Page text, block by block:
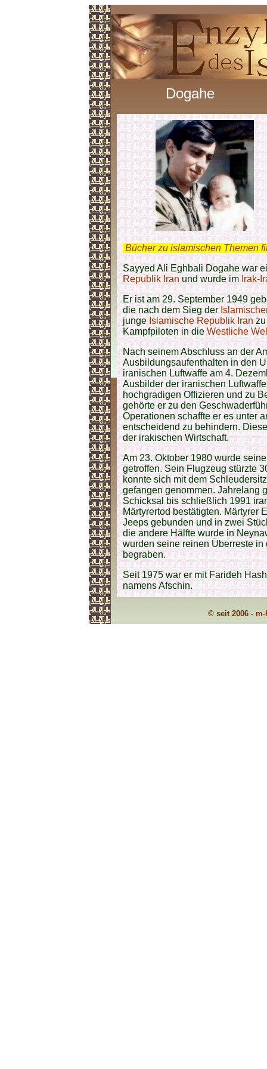
Dogahe
Bücher zu islamischen Themen
Sayyed Ali Eghbali Dogahe war
Republik Iranund wurde imIrak-
Er ist am 29. September 1949
die nach dem Sieg der
jungeIslamische Republik Iranzu
Kampfpiloten in dieWestliche
Nach seinem Abschluss an der
Ausbildungsaufenthalten in den
iranischen Luftwaffe am 4.
Ausbilder der iranischen
hochgradigen Offizieren und zu
gehörte er zu den
Operationen schaffte er es unter
entscheidend zu behindern.
der irakischen Wirtschaft.
Am 23. Oktober 1980 wurde
getroffen. Sein Flugzeug stürzte
konnte sich mit dem
gefangen genommen. Jahrelang
Schicksal bis schließlich 1991
Märtyrertod bestätigten. Märtyrer
Jeeps gebunden und in zwei
die andere Hälfte wurde in
wurden seine reinen Überreste
begraben.
Seit 1975 war er mit Farideh
namens Afschin.
© seit 2006 -